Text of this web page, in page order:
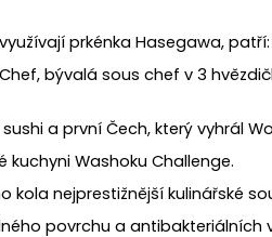
prkénka Hasegawa, patří:
bývalá sous chef v 3
a první Čech, který vyhrál
Washoku Challenge.
kola nejprestižnější kulinářské
povrchu a antibakteriálních